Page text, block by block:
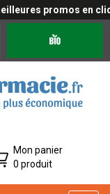
promos en
Mon panier
0 produit